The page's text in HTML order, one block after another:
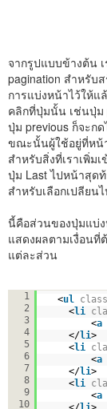
จากรูปแบบข้างต้น
pagination สำหรับ
การแบ่งหน้าไว้ให้แ
คลิกที่ปุ่มนั้น เช่นปุ่ม
ปุ่ม previous ก็จะก
ขณะนั้นผู้ใช้อยู่ที่หน้
สำหรับสิ่งที่เราเพิ่ม
ปุ่ม Last ไปหน้าสุด
สำหรับเลือกเปลียน
นี้คือส่วนของปุ่มแบ่ง
แสดงผลตามเงื่อนที่
แต่ละส่วน
1
2
3
4
5
6
7
8
9
10
<ul class
<li
<a
</li>
<li
<a
</li>
<li
<a